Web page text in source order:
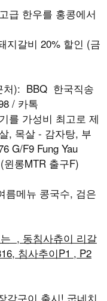
급 한우를 홍콩에서
지갈비 20% 할인 (금
처): BBQ 한국직송
/ 카톡
를 가성비 최고로 제
, 목살 - 감자탕, 부
G/F9 Fung Yau
윈롱MTR 출구F)
름메뉴 콩국수, 검은
, 동침사츄이 리갈
침사추이P1 , P2
각구이 출시! 굽네치